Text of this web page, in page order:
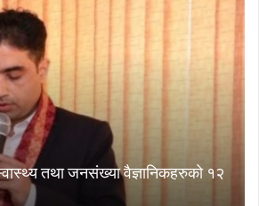
तथा जनसंख्या वैज्ञानिकहरुको १२